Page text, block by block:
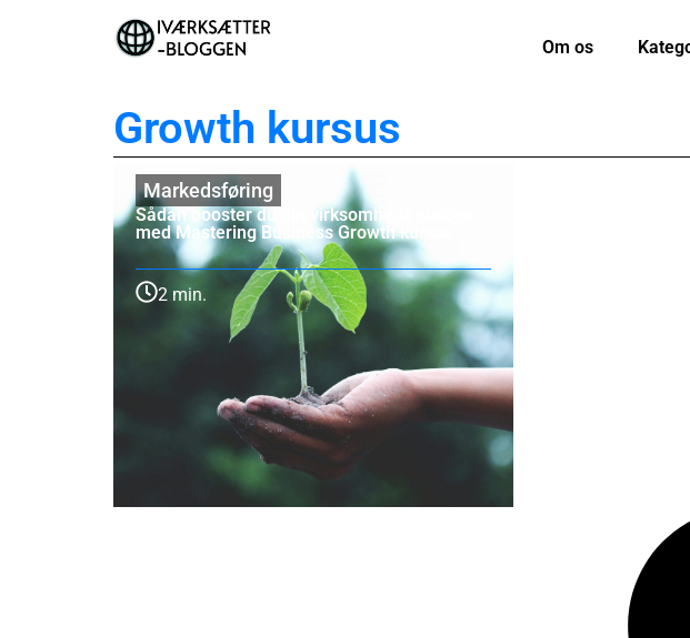
Om os
Growth kursus
Markedsføring
Sådan booster du din virksomheds succes
med Mastering Business Growth kursus
2 min.